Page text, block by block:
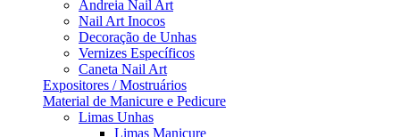
Andreia Nail Art
Nail Art Inocos
Decoração de Unhas
Vernizes Específicos
Caneta Nail Art
Expositores / Mostruários
Material de Manicure e Pedicure
Limas Unhas
Limas Manicure